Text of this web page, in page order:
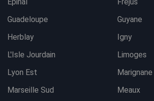
Epinal
Fréjus
Guadeloupe
Guyane
Herblay
Igny
L'Isle Jourdain
Limoges
Lyon Est
Marignane
Marseille Sud
Meaux